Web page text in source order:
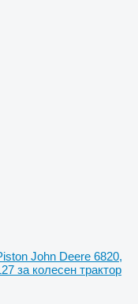
John Deere 6820,
за колесен трактор